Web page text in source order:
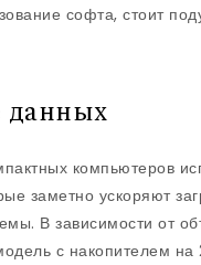
софта, стоит
компьютеров
заметно ускоряют
В зависимости от
с накопителем на